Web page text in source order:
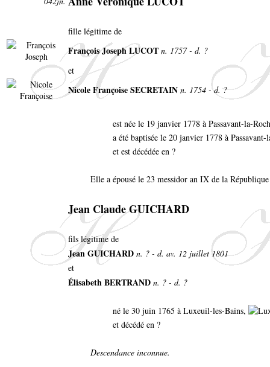
fille légitime de
François Joseph LUCOT n. 1757 - d. ?
et
Nicole Françoise SECRETAIN n. 1754 - d. ?
est née le 19 janvier 1778 à Passavant-la-
a été baptisée le 20 janvier 1778 à Passavant-
et est décédée en ?
Elle a épousé le 23 messidor an IX de la
Jean Claude GUICHARD
fils légitime de
Jean GUICHARD n. ? - d. av. 12 juillet 1801
et
Élisabeth BERTRAND n. ? - d. ?
né le 30 juin 1765 à Luxeuil-les-Bains,
et décédé en ?
Descendance inconnue.